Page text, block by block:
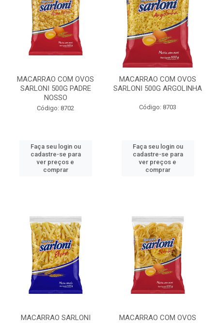
MACARRAO COM OVOS
SARLONI 500G PADRE
NOSSO
Código: 8702
Faça seu login ou
cadastre-se para
ver preços e
comprar
MACARRAO COM OVOS
SARLONI 500G ARGOLINHA
Código: 8703
Faça seu login ou
cadastre-se para
ver preços e
comprar
MACARRAO SARLONI
MACARRAO COM OVOS